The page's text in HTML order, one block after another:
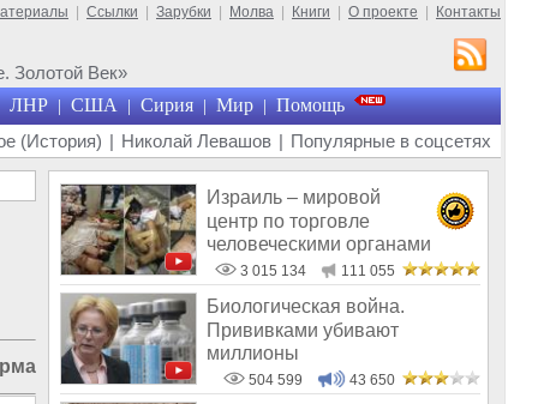
Ссылки Зарубки Молва Книги О проекте Контакты
Золотой Век»
ЛНР | США | Сирия | Мир | Помощь
(История) | Николай Левашов | Популярные в соцсетях
война| Санкции против России |
Израиль – мировой
центр по торговле
человеческими органами
3 015 134 111 055
Биологическая война.
Прививками убивают
миллионы
504 599 43 650